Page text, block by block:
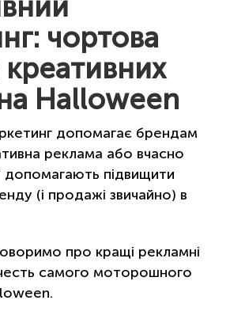
чортова
Halloween
допомагає брендам
реклама або вчасно
допомагають підвищити
(і продажі звичайно) в
про кращі рекламні
самого моторошного